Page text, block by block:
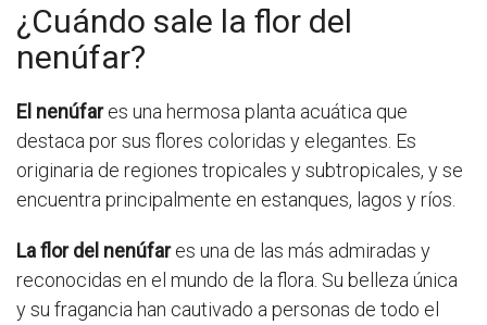
¿Cuándo sale la flor del
nenúfar?
El nenúfares una hermosa planta acuática que
destaca por sus flores coloridas y elegantes. Es
originaria de regiones tropicales y subtropicales, y se
encuentra principalmente en estanques, lagos y ríos.
La flor del nenúfares una de las más admiradas y
reconocidas en el mundo de la flora. Su belleza única
y su fragancia han cautivado a personas de todo el